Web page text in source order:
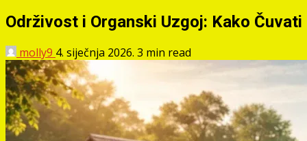
Održivost i Organski Uzgoj: Kako
molly9 4. siječnja 2026. 3 min read